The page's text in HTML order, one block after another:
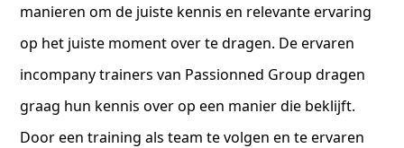
manieren om de juiste kennis en relevante ervaring
op het juiste moment over te dragen. De ervaren
incompany trainers van Passionned Group dragen
graag hun kennis over op een manier die beklijft.
Door een training als team te volgen en te ervaren